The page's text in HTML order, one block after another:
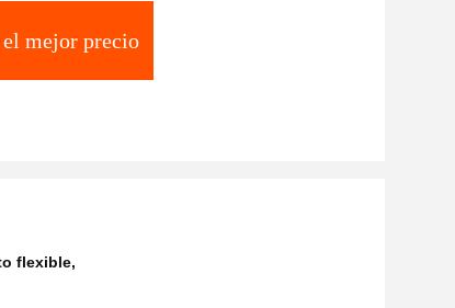
el mejor precio
flexible,